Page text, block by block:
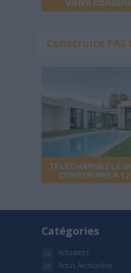
Construire PAS
Catégories
Actualités
32
Actus Archionline
28